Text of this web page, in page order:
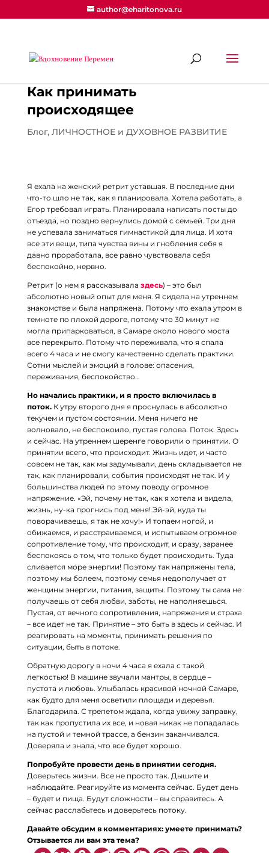
author@eharitonova.ru
Как принимать
происходящее
Блог, ЛИЧНОСТНОЕ и ДУХОВНОЕ РАЗВИТИЕ
Я ехала на женский ретрит уставшая. В последние дни
что-то шло не так, как я планировала. Хотела работать, а
Егор требовал играть. Планировала написать посты до
отъезда, но поздно вернулись домой с семьей. Три дня
не успевала заниматься гимнастикой для лица. И хотя
все эти вещи, типа чувства вины и гнобления себя я
давно проработала, все равно чувствовала себя
беспокойно, нервно.
Ретрит (о нем я рассказывала здесь) – это был
абсолютно новый опыт для меня. Я сидела на утреннем
знакомстве и была напряжена. Потому что ехала утром в
темноте по плохой дороге, потому что 30 минут не
могла припарковаться, в Самаре около нового моста
все перекрыто. Потому что переживала, что я спала
всего 4 часа и не смогу качественно сделать практики.
Сотни мыслей и эмоций в голове: опасения,
переживания, беспокойство…
Но начались практики, и я просто включилась в
поток.К утру второго дня я проснулась в абсолютно
текучем и пустом состоянии. Меня ничего не
волновало, не беспокоило, пустая голова. Поток. Здесь
и сейчас. На утреннем шеренге говорили о принятии. О
принятии всего, что происходит. Жизнь идет, и часто
совсем не так, как мы задумывали, день складывается не
так, как планировали, события происходят не так. И у
большинства людей по этому поводу огромное
напряжение. «Эй, почему не так, как я хотела и видела,
жизнь, ну-ка прогнись под меня! Эй-эй, куда ты
поворачиваешь, я так не хочу!» И топаем ногой, и
обижаемся, и расстраиваемся, и испытываем огромное
сопротивление тому, что происходит, и сразу, заранее
беспокоясь о том, что только будет происходить. Туда
сливается море энергии! Поэтому так напряжены тела,
поэтому мы болеем, поэтому семья недополучает от
женщины энергии, питания, защиты. Поэтому ты сама не
получаешь от себя любви, заботы, не наполняешься.
Пустая, от вечного сопротивления, напряжения и страха
– все идет не так. Принятие – это быть в здесь и сейчас. И
реагировать на моменты, принимать решения по
ситуации, быть в потоке.
Обратную дорогу в ночи 4 часа я ехала с такой
легкостью! В машине звучали мантры, в сердце –
пустота и любовь. Улыбалась красивой ночной Самаре,
как будто для меня осветили площади и деревья.
Благодарила. С трепетом ждала, когда увижу заправку,
так как пропустила их все, и новая никак не попадалась
на пустой и темной трассе, а бензин заканчивался.
Доверяла и знала, что все будет хорошо.
Попробуйте провести день в принятии сегодня.
Доверьтесь жизни. Все не просто так. Дышите и
наблюдайте. Реагируйте из момента сейчас. Будет день
– будет и пища. Будут сложности – вы справитесь. А
сейчас расслабьтесь и доверьтесь потоку.
Давайте обсудим в комментариях: умеете принимать?
Отзывается ли вам эта тема?